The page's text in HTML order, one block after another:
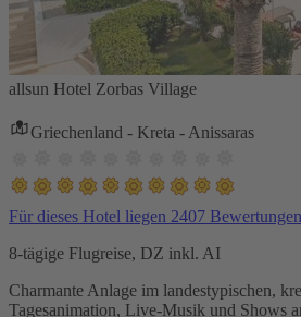
allsun Hotel Zorbas Village
Griechenland - Kreta - Anissaras
Für dieses Hotel liegen 2407
8-tägige Flugreise, DZ inkl. AI
Charmante Anlage im landestypischen,
Tagesanimation, Live-Musik und Shows